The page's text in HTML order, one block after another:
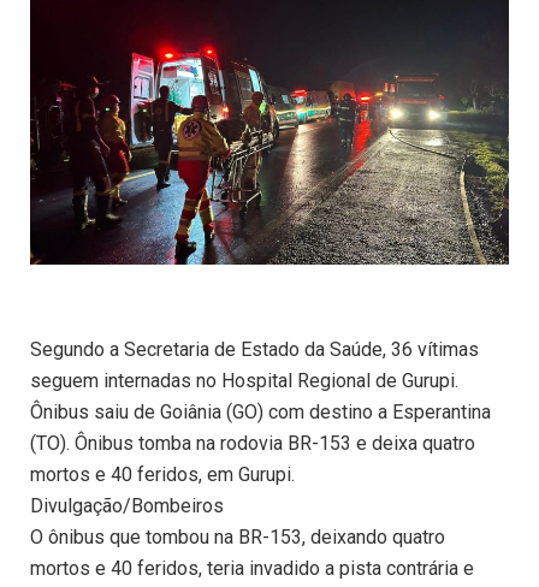
Segundo a Secretaria de Estado da Saúde, 36 vítimas
seguem internadas no Hospital Regional de Gurupi.
Ônibus saiu de Goiânia (GO) com destino a Esperantina
(TO). Ônibus tomba na rodovia BR-153 e deixa quatro
mortos e 40 feridos, em Gurupi.
Divulgação/Bombeiros
O ônibus que tombou na BR-153, deixando quatro
mortos e 40 feridos, teria invadido a pista contrária e